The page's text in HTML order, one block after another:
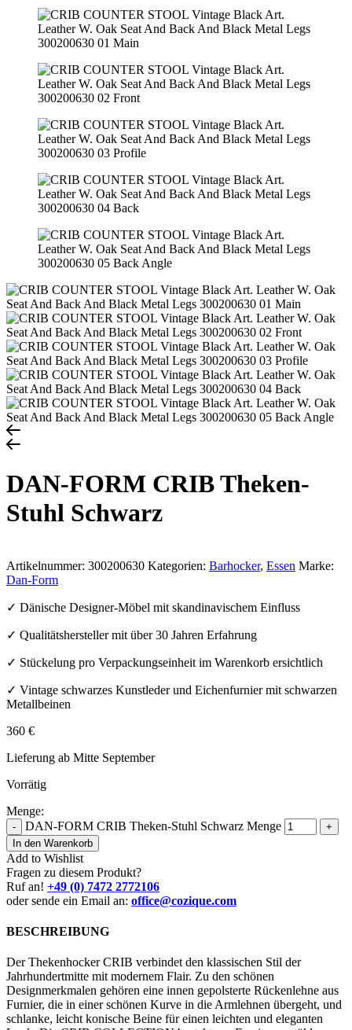
DAN-FORM CRIB Theken-
Stuhl Schwarz
Artikelnummer: 300200630 Kategorien: Barhocker, Essen Marke:
Dan-Form
✓ Dänische Designer-Möbel mit skandinavischem Einfluss
✓ Qualitätshersteller mit über 30 Jahren Erfahrung
✓ Stückelung pro Verpackungseinheit im Warenkorb ersichtlich
✓ Vintage schwarzes Kunstleder und Eichenfurnier mit schwarzen
Metallbeinen
360 €
Lieferung ab Mitte September
Vorrätig
Menge:
- DAN-FORM CRIB Theken-Stuhl Schwarz Menge
+
In den Warenkorb
Add to Wishlist
Fragen zu diesem Produkt?
Ruf an! +49 (0) 7472 2772106
oder sende ein Email an: office@cozique.com
BESCHREIBUNG
Der Thekenhocker CRIB verbindet den klassischen Stil der
Jahrhundertmitte mit modernem Flair. Zu den schönen
Designmerkmalen gehören eine innen gepolsterte Rückenlehne aus
Furnier, die in einer schönen Kurve in die Armlehnen übergeht, und
schlanke, leicht konische Beine für einen leichten und eleganten